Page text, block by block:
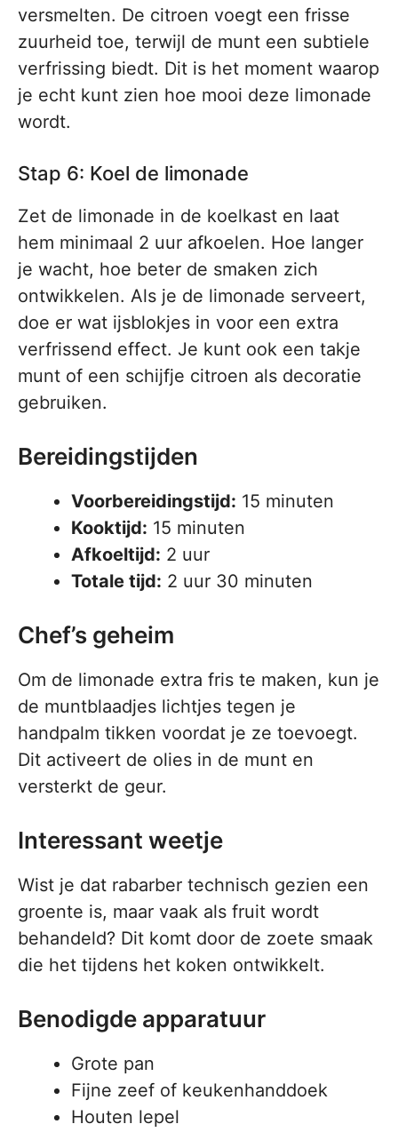
versmelten. De citroen voegt een frisse
zuurheid toe, terwijl de munt een subtiele
verfrissing biedt. Dit is het moment waarop
je echt kunt zien hoe mooi deze limonade
wordt.
Stap 6: Koel de limonade
Zet de limonade in de koelkast en laat
hem minimaal 2 uur afkoelen. Hoe langer
je wacht, hoe beter de smaken zich
ontwikkelen. Als je de limonade serveert,
doe er wat ijsblokjes in voor een extra
verfrissend effect. Je kunt ook een takje
munt of een schijfje citroen als decoratie
gebruiken.
Bereidingstijden
Voorbereidingstijd: 15 minuten
Kooktijd: 15 minuten
Afkoeltijd: 2 uur
Totale tijd: 2 uur 30 minuten
Chef’s geheim
Om de limonade extra fris te maken, kun je
de muntblaadjes lichtjes tegen je
handpalm tikken voordat je ze toevoegt.
Dit activeert de olies in de munt en
versterkt de geur.
Interessant weetje
Wist je dat rabarber technisch gezien een
groente is, maar vaak als fruit wordt
behandeld? Dit komt door de zoete smaak
die het tijdens het koken ontwikkelt.
Benodigde apparatuur
Grote pan
Fijne zeef of keukenhanddoek
Houten lepel